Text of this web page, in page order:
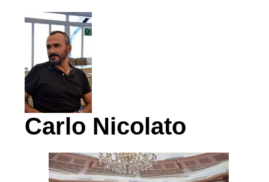
Carlo Nicolato